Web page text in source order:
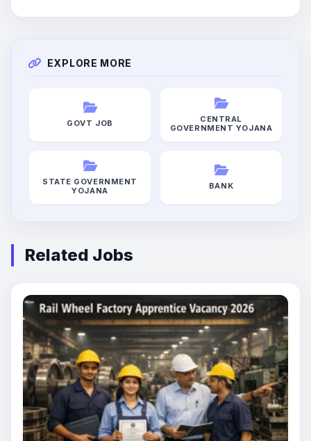
EXPLORE MORE
GOVT JOB
CENTRAL
GOVERNMENT YOJANA
STATE GOVERNMENT
YOJANA
BANK
Related Jobs